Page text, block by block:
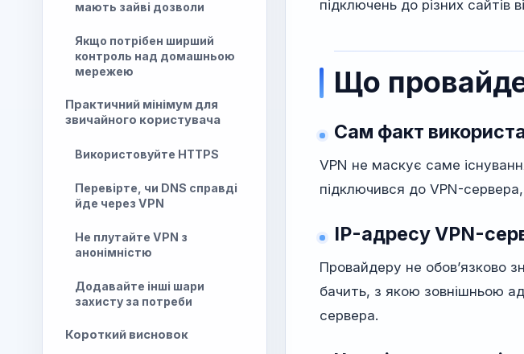
мають зайві дозволи
Якщо потрібен ширший
контроль над домашньою
мережею
Практичний мінімум для
звичайного користувача
Використовуйте HTTPS
Перевірте, чи DNS справді
йде через VPN
Не плутайте VPN з
анонімністю
Додавайте інші шари
захисту за потреби
Короткий висновок
підключень до різних сайтів
Що
Сам факт
VPN не маскує саме
підключився до VPN-
IP-адресу VPN-
Провайдеру не обов’язково
бачить, з якою зовнішньою
сервера.